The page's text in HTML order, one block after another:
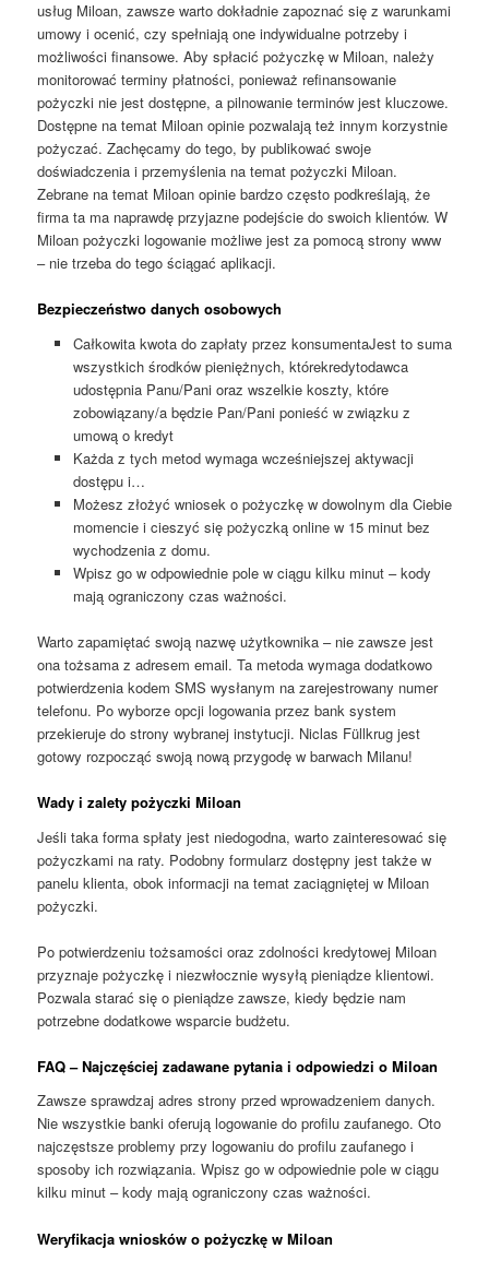
usług Miloan, zawsze warto dokładnie zapoznać się z warunkami
umowy i ocenić, czy spełniają one indywidualne potrzeby i
możliwości finansowe. Aby spłacić pożyczkę w Miloan, należy
monitorować terminy płatności, ponieważ refinansowanie
pożyczki nie jest dostępne, a pilnowanie terminów jest kluczowe.
Dostępne na temat Miloan opinie pozwalają też innym korzystnie
pożyczać. Zachęcamy do tego, by publikować swoje
doświadczenia i przemyślenia na temat pożyczki Miloan.
Zebrane na temat Miloan opinie bardzo często podkreślają, że
firma ta ma naprawdę przyjazne podejście do swoich klientów. W
Miloan pożyczki logowanie możliwe jest za pomocą strony www
– nie trzeba do tego ściągać aplikacji.
Bezpieczeństwo danych osobowych
Całkowita kwota do zapłaty przez konsumentaJest to suma
wszystkich środków pieniężnych, którekredytodawca
udostępnia Panu/Pani oraz wszelkie koszty, które
zobowiązany/a będzie Pan/Pani ponieść w związku z
umową o kredyt
Każda z tych metod wymaga wcześniejszej aktywacji
dostępu i…
Możesz złożyć wniosek o pożyczkę w dowolnym dla Ciebie
momencie i cieszyć się pożyczką online w 15 minut bez
wychodzenia z domu.
Wpisz go w odpowiednie pole w ciągu kilku minut – kody
mają ograniczony czas ważności.
Warto zapamiętać swoją nazwę użytkownika – nie zawsze jest
ona tożsama z adresem email. Ta metoda wymaga dodatkowo
potwierdzenia kodem SMS wysłanym na zarejestrowany numer
telefonu. Po wyborze opcji logowania przez bank system
przekieruje do strony wybranej instytucji. Niclas Füllkrug jest
gotowy rozpocząć swoją nową przygodę w barwach Milanu!
Wady i zalety pożyczki Miloan
Jeśli taka forma spłaty jest niedogodna, warto zainteresować się
pożyczkami na raty. Podobny formularz dostępny jest także w
panelu klienta, obok informacji na temat zaciągniętej w Miloan
pożyczki.
Po potwierdzeniu tożsamości oraz zdolności kredytowej Miloan
przyznaje pożyczkę i niezwłocznie wysyłą pieniądze klientowi.
Pozwala starać się o pieniądze zawsze, kiedy będzie nam
potrzebne dodatkowe wsparcie budżetu.
FAQ – Najczęściej zadawane pytania i odpowiedzi o Miloan
Zawsze sprawdzaj adres strony przed wprowadzeniem danych.
Nie wszystkie banki oferują logowanie do profilu zaufanego. Oto
najczęstsze problemy przy logowaniu do profilu zaufanego i
sposoby ich rozwiązania. Wpisz go w odpowiednie pole w ciągu
kilku minut – kody mają ograniczony czas ważności.
Weryfikacja wniosków o pożyczkę w Miloan